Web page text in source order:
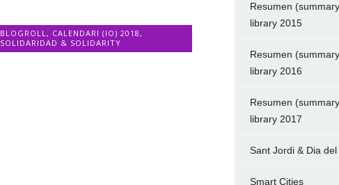
BLOGROLL , CALENDARI (IO) 2018 ,
SOLIDARIDAD & SOLIDARITY
Resumen
library 2015
Resumen
library 2016
Resumen
library 2017
Sant Jordi & Dia
Smart Cities